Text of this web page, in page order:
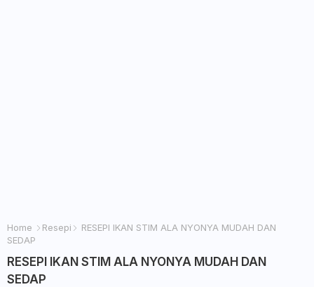
Home Resepi
RESEPI IKAN STIM ALA NYONYA MUDAH DAN
SEDAP
RESEPI IKAN STIM ALA NYONYA MUDAH DAN
SEDAP